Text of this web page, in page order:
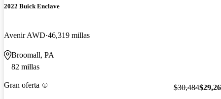
2022 Buick Enclave
Avenir AWD 46,319 millas
Broomall, PA
82 millas
Gran oferta $30,484